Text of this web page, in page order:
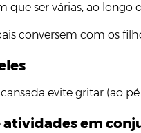
que ser várias, ao
conversem com os
evite gritar (ao
atividades em